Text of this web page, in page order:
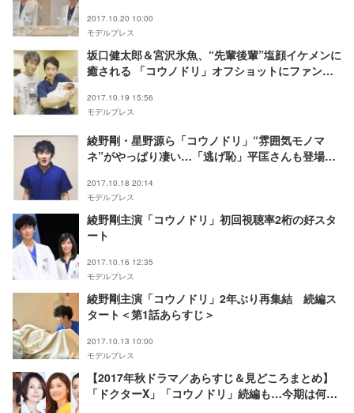
2017.10.20 10:00
モデルプレス
坂口健太郎＆宮沢氷魚、“先輩後輩”塩顔イケメンに
癒される 「コウノドリ」オフショットにファン悶
2017.10.19 15:56
モデルプレス
綾野剛・星野源ら「コウノドリ」“雰囲気モノマ
ネ”がやっぱり凄い…「逃げ恥」平匡さんも登場で
2017.10.18 20:14
モデルプレス
綾野剛主演「コウノドリ」初回視聴率2桁の好スタ
ート
2017.10.16 12:35
モデルプレス
綾野剛主演「コウノドリ」2年ぶり再集結 続編ス
タート＜第1話あらすじ＞
2017.10.13 10:00
モデルプレス
【2017年秋ドラマ／あらすじ＆見どころまとめ】
「ドクターX」「コウノドリ」続編も…今期は何を